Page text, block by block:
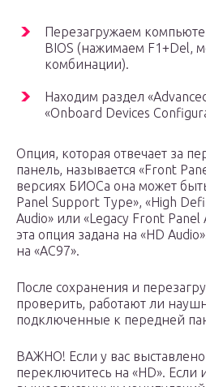
Перезагружаем
BIOS (нажимаем F1+Del,
комбинации).
Находим раздел
«Onboard Devices
Опция, которая отвечает за
панель, называется «Front
версиях БИОСа она может
Panel Support Type», «High
Audio» или «Legacy Front
эта опция задана на «HD
на «AC97».
После сохранения и
проверить, работают ли
подключенные к передней
ВАЖНО! Если у вас
переключитесь на «HD». Если